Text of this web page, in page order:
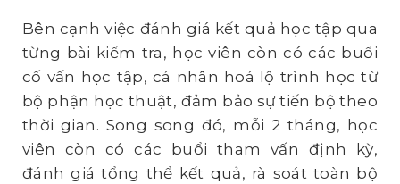
Bên cạnh việc đánh giá kết quả học tập qua
từng bài kiểm tra, học viên còn có các buổi
cố vấn học tập, cá nhân hoá lộ trình học từ
bộ phận học thuật, đảm bảo sự tiến bộ theo
thời gian. Song song đó, mỗi 2 tháng, học
viên còn có các buổi tham vấn định kỳ,
đánh giá tổng thể kết quả, rà soát toàn bộ